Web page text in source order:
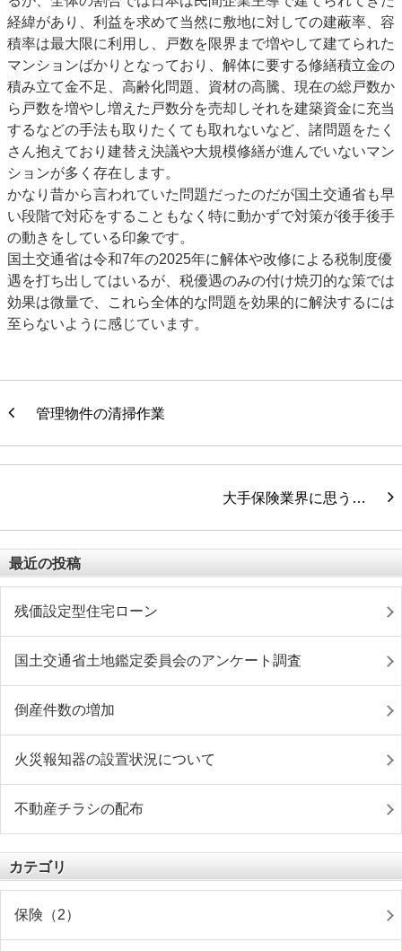
経緯があり、利益を求めて当然に敷地に対しての建蔽率、容
積率は最大限に利用し、戸数を限界まで増やして建てられた
マンションばかりとなっており、解体に要する修繕積立金の
積み立て金不足、高齢化問題、資材の高騰、現在の総戸数か
ら戸数を増やし増えた戸数分を売却しそれを建築資金に充当
するなどの手法も取りたくても取れないなど、諸問題をたく
さん抱えており建替え決議や大規模修繕が進んでいないマン
ションが多く存在します。
かなり昔から言われていた問題だったのだが国土交通省も早
い段階で対応をすることもなく特に動かずで対策が後手後手
の動きをしている印象です。
国土交通省は令和7年の2025年に解体や改修による税制度優
遇を打ち出してはいるが、税優遇のみの付け焼刃的な策では
効果は微量で、これら全体的な問題を効果的に解決するには
至らないように感じています。
管理物件の清掃作業
大手保険業界に思う…
最近の投稿
残価設定型住宅ローン
国土交通省土地鑑定委員会のアンケート調査
倒産件数の増加
火災報知器の設置状況について
不動産チラシの配布
カテゴリ
保険（2）